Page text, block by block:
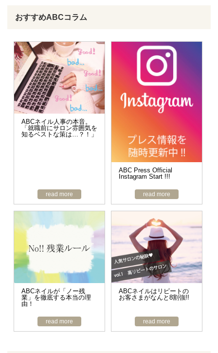
おすすめABCコラム
ABCネイル人事の本音。
「就職前にサロン雰囲気を
知るベストな策は…？！」
read more
ABC Press Official
Instagram Start !!!
read more
ABCネイルが「ノー残
業」を徹底する本当の理
由！
read more
ABCネイルはリピートの
お客さまがなんと8割強!!
read more